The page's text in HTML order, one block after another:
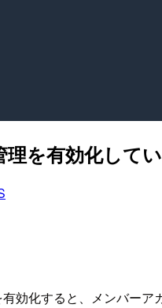
を有効化して
効化すると、メンバーア